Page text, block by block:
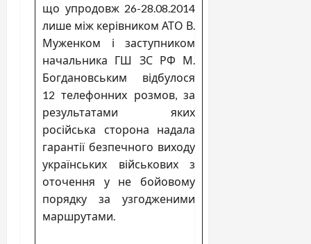
що упродовж 26-28.08.2014
лише між керівником АТО В.
Муженком і заступником
начальника ГШ ЗС РФ М.
Богдановським відбулося
12 телефонних розмов, за
результатами яких
російська сторона надала
гарантії безпечного виходу
українських військових з
оточення у не бойовому
порядку за узгодженими
маршрутами.